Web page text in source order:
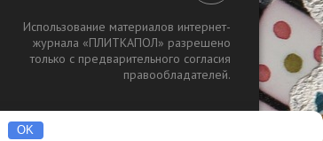
Использование материалов интернет-
журнала «ПЛИТКАПОЛ» разрешено
только с предварительного согласия
правообладателей.
OK